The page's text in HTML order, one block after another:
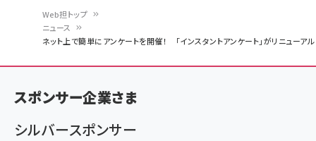
ン
く
ず
Web担トップ
ニュース
ネット上で簡単にアンケートを開催！ 「インスタントアンケート」がリニューアル
スポンサー企業さま
シルバースポンサー